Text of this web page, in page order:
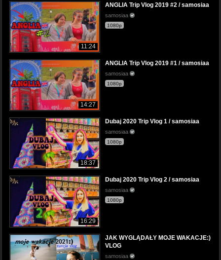
11:24
ANGLIA Trip Vlog 2019 #2 / samosiaa
samosiaa
1080p
14:27
ANGLIA Trip Vlog 2019 #1 / samosiaa
samosiaa
1080p
18:37
Dubaj 2020 Trip Vlog 1 / samosiaa
samosiaa
1080p
16:29
Dubaj 2020 Trip Vlog 2 / samosiaa
samosiaa
1080p
JAK WYGLĄDAŁY MOJE WAKACJE:)
VLOG
samosiaa